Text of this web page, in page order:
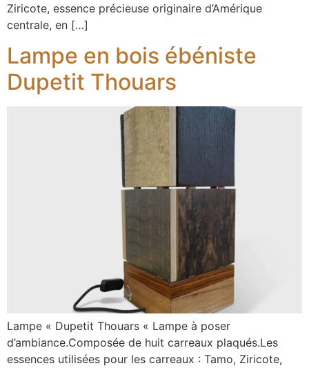
Ziricote, essence précieuse originaire d’Amérique
centrale, en […]
Lampe en bois ébéniste
Dupetit Thouars
Lampe « Dupetit Thouars « Lampe à poser
d’ambiance.Composée de huit carreaux plaqués.Les
essences utilisées pour les carreaux : Tamo, Ziricote,